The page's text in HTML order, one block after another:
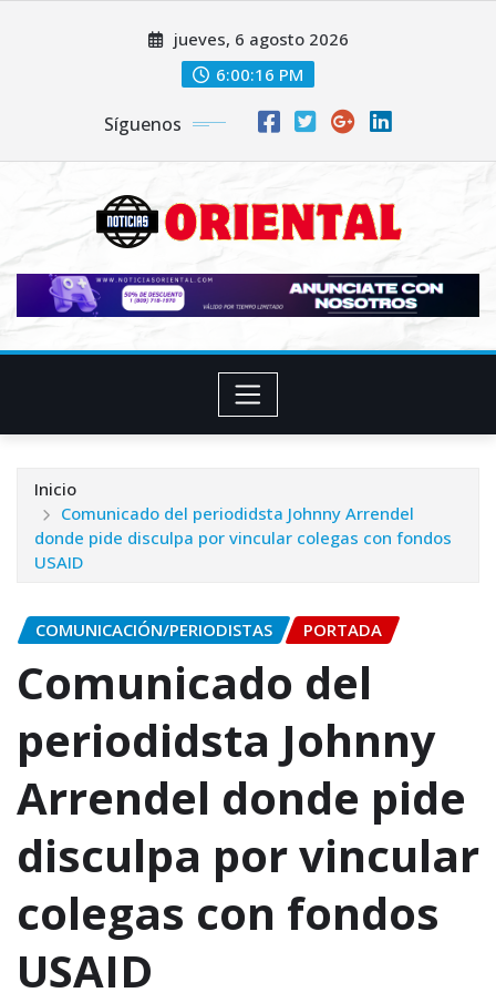
jueves, 6 agosto 2026
6:00:18 PM
Síguenos
Inicio
Comunicado del periodidsta Johnny Arrendel
donde pide disculpa por vincular colegas con fondos
USAID
COMUNICACIÓN/PERIODISTAS PORTADA
Comunicado del
periodidsta Johnny
Arrendel donde pide
disculpa por vincular
colegas con fondos
USAID